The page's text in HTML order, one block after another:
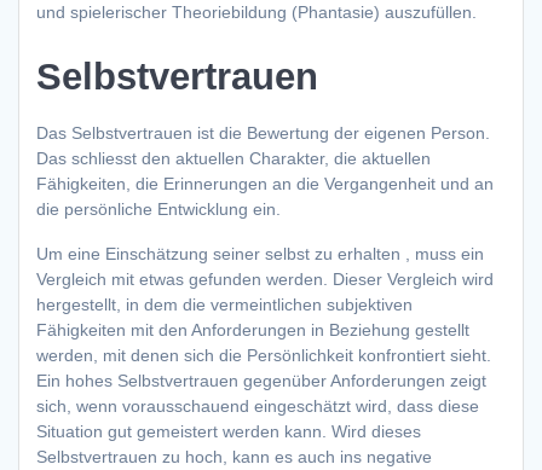
und spielerischer Theoriebildung (Phantasie) auszufüllen.
Selbstvertrauen
Das Selbstvertrauen ist die Bewertung der eigenen Person.
Das schliesst den aktuellen Charakter, die aktuellen
Fähigkeiten, die Erinnerungen an die Vergangenheit und an
die persönliche Entwicklung ein.
Um eine Einschätzung seiner selbst zu erhalten , muss ein
Vergleich mit etwas gefunden werden. Dieser Vergleich wird
hergestellt, in dem die vermeintlichen subjektiven
Fähigkeiten mit den Anforderungen in Beziehung gestellt
werden, mit denen sich die Persönlichkeit konfrontiert sieht.
Ein hohes Selbstvertrauen gegenüber Anforderungen zeigt
sich, wenn vorausschauend eingeschätzt wird, dass diese
Situation gut gemeistert werden kann. Wird dieses
Selbstvertrauen zu hoch, kann es auch ins negative